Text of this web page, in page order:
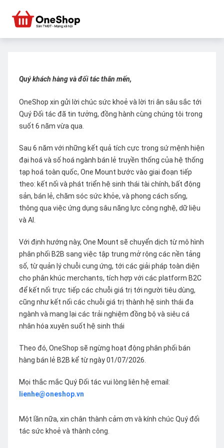
Quý khách hàng và đối tác thân mến,
OneShop xin gửi lời chúc sức khoẻ và lời tri ân sâu sắc tới
Quý Đối tác đã tin tưởng, đồng hành cùng chúng tôi trong
suốt 6 năm vừa qua.
Sau 6 năm với những kết quả tích cực trong sứ mệnh hiện
đại hoá và số hoá ngành bán lẻ truyền thống của hệ thống
tạp hoá toàn quốc, One Mount bước vào giai đoạn tiếp
theo: kết nối và phát triển hệ sinh thái tài chính, bất động
sản, bán lẻ, chăm sóc sức khỏe, và phong cách sống,
thông qua việc ứng dụng sâu năng lực công nghệ, dữ liệu
và AI.
Với định hướng này, One Mount sẽ chuyển dịch từ mô hình
phân phối B2B sang việc tập trung mở rộng các nền tảng
số, từ quản lý chuỗi cung ứng, tới các giải pháp toàn diện
cho phân khúc merchants, tích hợp với các platform B2C
để kết nối trực tiếp các chuỗi giá trị tới người tiêu dùng,
cũng như kết nối các chuỗi giá trị thành hệ sinh thái đa
ngành và mang lại các trải nghiệm đồng bộ và siêu cá
nhân hóa xuyên suốt hệ sinh thái
Theo đó, OneShop sẽ ngừng hoạt động phân phối bán
hàng bán lẻ B2B kể từ ngày 01/07/2026.
Mọi thắc mắc Quý Đối tác vui lòng liên hệ email:
lienhe@oneshop.vn
Một lần nữa, xin chân thành cảm ơn và kính chúc Quý đối
tác sức khoẻ và thành công.